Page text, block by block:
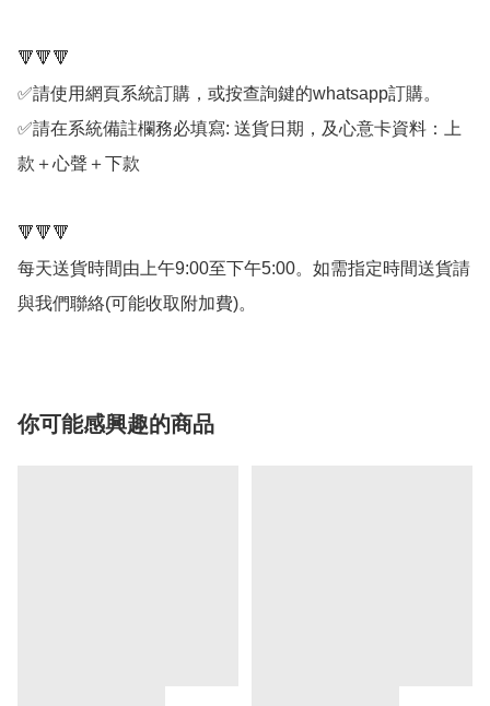
🔻🔻🔻
✅請使用網頁系統訂購，或按查詢鍵的whatsapp訂購。
✅請在系統備註欄務必填寫: 送貨日期，及心意卡資料：上
款＋心聲＋下款
🔻🔻🔻
每天送貨時間由上午9:00至下午5:00。如需指定時間送貨請
你可能感興趣的商品